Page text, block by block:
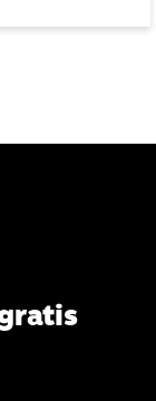
geven.
waar te